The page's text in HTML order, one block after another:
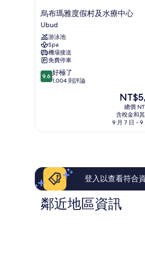
所
有
相
片
(Forest
View)
情
烏
布
瑪
雅
度
假
村
及
水
烏布瑪雅度假村及水療中心
Ubud
游泳池
Spa
機場接送
免費停車
9.6
分，
極
評
9.6 好極了
1,004 則評論
現
在
價
格
為
總價
含稅金和
9 月 7 日 - 9
登入以查看符合
鄰近地區資訊